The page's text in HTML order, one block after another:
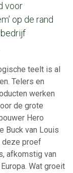
voor
op de rand
teelt is al
Telers en
werken
de grote
Hero
Buck van Louis
deze proef
afkomstig van
Wat groeit